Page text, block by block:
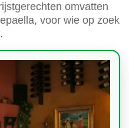
omvatten
voor wie op zoek